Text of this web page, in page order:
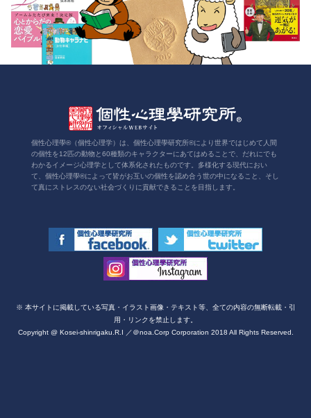
個性心理學®（個性心理学）は、個性心理學研究所®により世界ではじめて人間
の個性を12匹の動物と60種類のキャラクターにあてはめることで、だれにでも
わかるイメージ心理学として体系化されたものです。多様化する現代におい
て、個性心理學®によって皆がお互いの個性を認め合う世の中になること、そし
て真にストレスのない社会づくりに貢献できることを目指します。
※ 本サイトに掲載している写真・イラスト画像・テキスト等、全ての内容の無断転載・引
用・リンクを禁止します。
Copyright @ Kosei-shinrigaku.R.I ／＠noa.Corp Corporation 2018 All Rights Reserved.